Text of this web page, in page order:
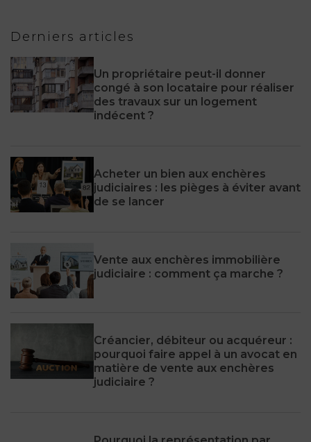
Derniers articles
Un propriétaire peut-il donner
congé à son locataire pour réaliser
des travaux sur un logement
indécent ?
Acheter un bien aux enchères
judiciaires : les pièges à éviter avant
de se lancer
Vente aux enchères immobilière
judiciaire : comment ça marche ?
Créancier, débiteur ou acquéreur :
pourquoi faire appel à un avocat en
matière de vente aux enchères
judiciaire ?